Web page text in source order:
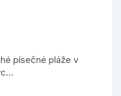
písečné pláže v